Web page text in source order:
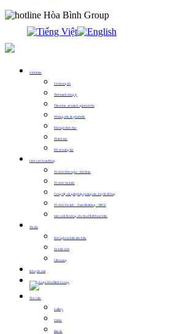
Giới thiệu
Về chúng tôi
Thế mạnh công ty
Tầm nhìn, sứ mệnh, giá trị cốt lõi
Những dấu ấn phát triển
Đội ngũ lãnh đạo
Thành tựu
Hồ sơ năng lực
Lĩnh vực hoạt động
Tổ chức Hội nghị – Hội thảo
Tổ chức Sự kiện
Cung cấp các giải pháp quảng cáo, truyền thông
Tổ chức Du lịch – Team Building – MICE
Sản xuất, thi công, cho thuê thiết bị sự kiện
Tin tức
Hội nghị sự kiện tiêu biểu
Sự kiện mới
Cẩm nang
Khuyến mãi
Thư viện
Gallery
Video
Bản tin